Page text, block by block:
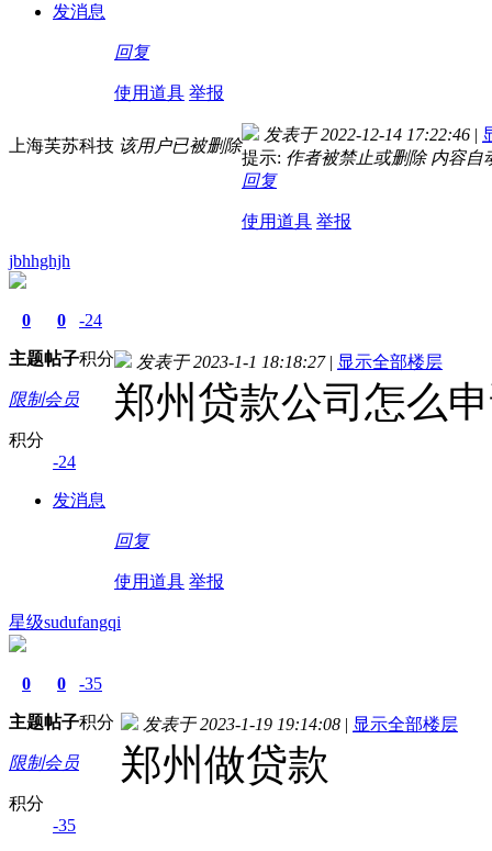
发消息
回复
使用道具 举报
上海芙苏科技 该用户已被删除
发表于 2022-12-14 17:22:46 |
提示: 作者被禁止或删除 内容自
回复
使用道具 举报
jbhhghjh
0
主题
0
帖子
-24
积分
限制会员
积分
-24
发消息
发表于 2023-1-1 18:18:27 | 显示全部楼层
郑州贷款公司怎么
回复
使用道具 举报
星级sudufangqi
0
主题
0
帖子
-35
积分
限制会员
积分
-35
发表于 2023-1-19 19:14:08 | 显示全部楼层
郑州做贷款